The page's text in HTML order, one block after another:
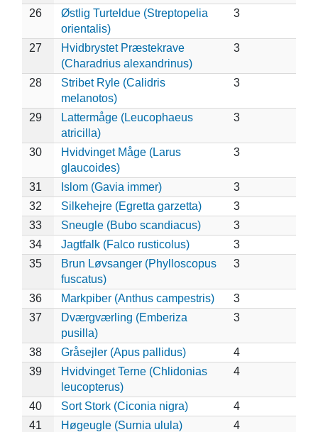
26
Østlig Turteldue (Streptopelia
orientalis)
3
27
Hvidbrystet Præstekrave
(Charadrius alexandrinus)
3
28
Stribet Ryle (Calidris
melanotos)
3
29
Lattermåge (Leucophaeus
atricilla)
3
30
Hvidvinget Måge (Larus
glaucoides)
3
31 Islom (Gavia immer)
3
32
Silkehejre (Egretta garzetta)
3
33
Sneugle (Bubo scandiacus)
3
34
Jagtfalk (Falco rusticolus)
3
35
Brun Løvsanger (Phylloscopus
fuscatus)
3
36 Markpiber (Anthus campestris)
3
37
Dværgværling (Emberiza
pusilla)
3
38 Gråsejler (Apus pallidus)
4
39
Hvidvinget Terne (Chlidonias
leucopterus)
4
40 Sort Stork (Ciconia nigra)
4
41
Høgeugle (Surnia ulula)
4